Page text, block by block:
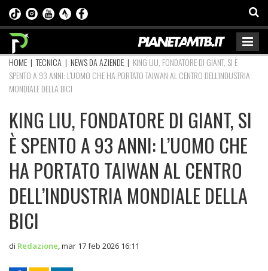
HOME |TECNICA | NEWS DA AZIENDE | KING LIU, FONDATORE DI GIANT, SI È
SPENTO A 93 ANNI: L’UOMO CHE HA PORTATO TAIWAN AL CENTRO DELL’INDUSTRIA
MONDIALE DELLA BICI
KING LIU, FONDATORE DI GIANT, SI
È SPENTO A 93 ANNI: L’UOMO CHE
HA PORTATO TAIWAN AL CENTRO
DELL’INDUSTRIA MONDIALE DELLA
BICI
di Redazione mar 17 feb 2026 16:11